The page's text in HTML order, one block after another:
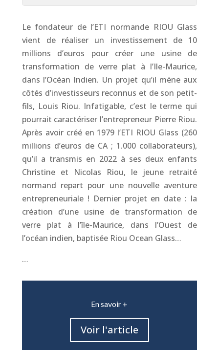
Le fondateur de l’ETI normande RIOU Glass
vient de réaliser un investissement de 10
millions d’euros pour créer une usine de
transformation de verre plat à l’Ile-Maurice,
dans l’Océan Indien. Un projet qu’il mène aux
côtés d’investisseurs reconnus et de son petit-
fils, Louis Riou. Infatigable, c’est le terme qui
pourrait caractériser l’entrepreneur Pierre Riou.
Après avoir créé en 1979 l’ETI RIOU Glass (260
millions d’euros de CA ; 1.000 collaborateurs),
qu’il a transmis en 2022 à ses deux enfants
Christine et Nicolas Riou, le jeune retraité
normand repart pour une nouvelle aventure
entrepreneuriale ! Dernier projet en date : la
création d’une usine de transformation de
verre plat à l’île-Maurice, dans l’Ouest de
l’océan indien, baptisée Riou Ocean Glass…
…
En savoir +
Voir l'article